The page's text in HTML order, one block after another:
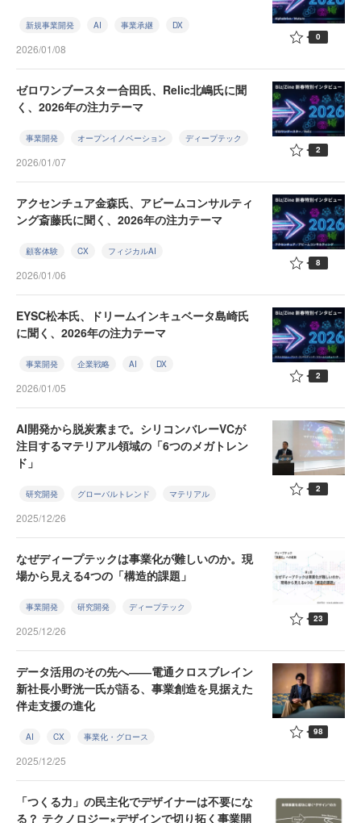
新規事業開発 AI 事業承継 DX
2026/01/08
0
ゼロワンブースター合田氏、Relic北嶋氏に聞
く、2026年の注力テーマ
事業開発 オープンイノベーション ディープテック
2026/01/07
2
アクセンチュア金森氏、アビームコンサルティ
ング斎藤氏に聞く、2026年の注力テーマ
顧客体験 CX フィジカルAI
2026/01/06
8
EYSC松本氏、ドリームインキュベータ島崎氏
に聞く、2026年の注力テーマ
事業開発 企業戦略 AI DX
2026/01/05
2
AI開発から脱炭素まで。シリコンバレーVCが
注目するマテリアル領域の「6つのメガトレン
ド」
研究開発 グローバルトレンド マテリアル
2025/12/26
2
なぜディープテックは事業化が難しいのか。現
場から見える4つの「構造的課題」
事業開発 研究開発 ディープテック
2025/12/26
23
データ活用のその先へ――電通クロスブレイン
新社長小野洸一氏が語る、事業創造を見据えた
伴走支援の進化
AI CX 事業化・グロース
2025/12/25
98
「つくる力」の民主化でデザイナーは不要にな
る？ テクノロジー×デザインで切り拓く事業開